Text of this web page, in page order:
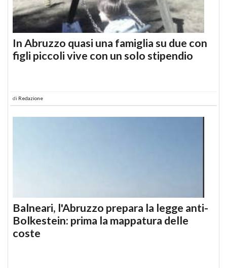
In Abruzzo quasi una famiglia su due con
figli piccoli vive con un solo stipendio
di Redazione
Balneari, l'Abruzzo prepara la legge anti-
Bolkestein: prima la mappatura delle
coste